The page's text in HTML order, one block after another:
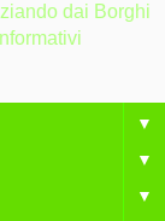
dai Borghi
▼
▼
▼